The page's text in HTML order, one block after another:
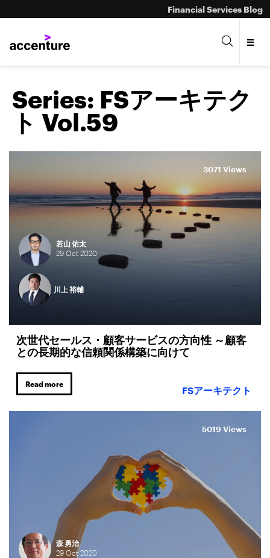
Financial Services Blog
Series: FSアーキテク
ト Vol.59
若山 佑太
29Oct2020
川上 裕輔
次世代セールス・顧客サービスの方向性 ～顧客
との長期的な信頼関係構築に向けて
Read more
3071 Views
FSアーキテクト
森 勇治
29Oct2020
5019 Views